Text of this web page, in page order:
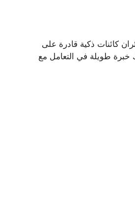
كائنات ذكية قادرة على
خبرة طويلة في التعامل مع